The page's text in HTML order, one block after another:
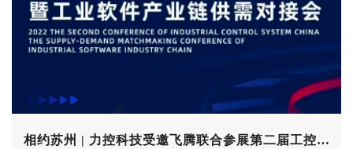
相约苏州 | 力控科技受邀飞腾联合参展第二届工控中国大会